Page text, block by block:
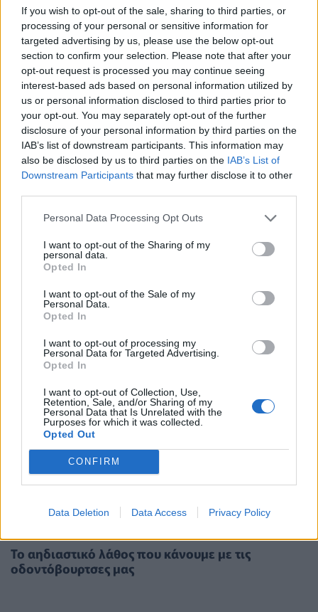
If you wish to opt-out of the sale, sharing to third parties, or
processing of your personal or sensitive information for
targeted advertising by us, please use the below opt-out
section to confirm your selection. Please note that after your
opt-out request is processed you may continue seeing
interest-based ads based on personal information utilized by
us or personal information disclosed to third parties prior to
your opt-out. You may separately opt-out of the further
disclosure of your personal information by third parties on the
IAB’s list of downstream participants. This information may
also be disclosed by us to third parties on the IAB’s List of
Downstream Participants that may further disclose it to other
Personal Data Processing Opt Outs
I want to opt-out of the Sharing of my
personal data.
Opted In
I want to opt-out of the Sale of my
Personal Data.
Opted In
I want to opt-out of processing my
Personal Data for Targeted Advertising.
Opted In
I want to opt-out of Collection, Use,
Retention, Sale, and/or Sharing of my
Personal Data that Is Unrelated with the
Purposes for which it was collected.
Opted Out
CONFIRM
Data Deletion Data Access Privacy Policy
Γιατί δεν πρέπει να φοράμε τα παπούτσια μέσα
στο σπίτι
Το αηδιαστικό λάθος που κάνουμε με τις
οδοντόβουρτσες μας